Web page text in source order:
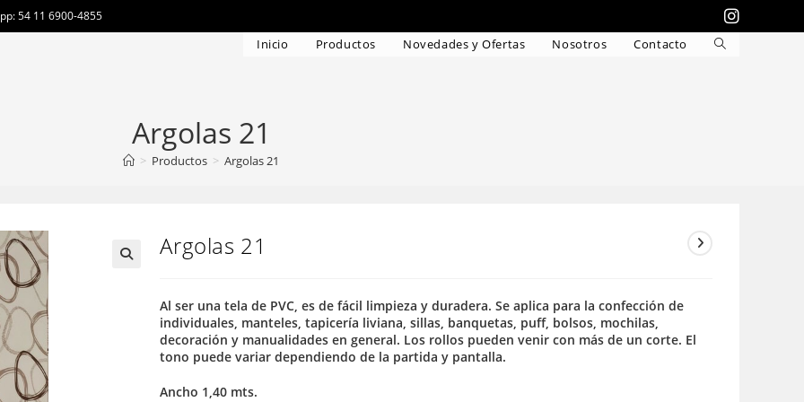
54 11 6900-4855
Inicio Productos Novedades y Ofertas Nosotros Contacto
Alternar
Argolas 21
> Productos > Argolas 21
Argolas 21
Al ser una tela de PVC, es de fácil limpieza y duradera. Se aplica para la confección de
individuales, manteles, tapicería liviana, sillas, banquetas, puff, bolsos, mochilas,
decoración y manualidades en general. Los rollos pueden venir con más de un corte. El
tono puede variar dependiendo de la partida y pantalla.
Ancho 1,40 mts.